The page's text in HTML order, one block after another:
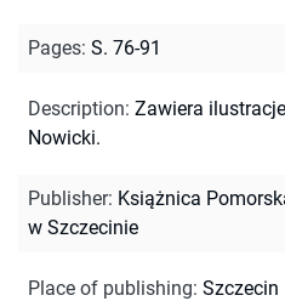
Pages: S. 76-91
Description: Zawiera
Nowicki.
Publisher: Książnica
w Szczecinie
Place of publishing: Szczecin